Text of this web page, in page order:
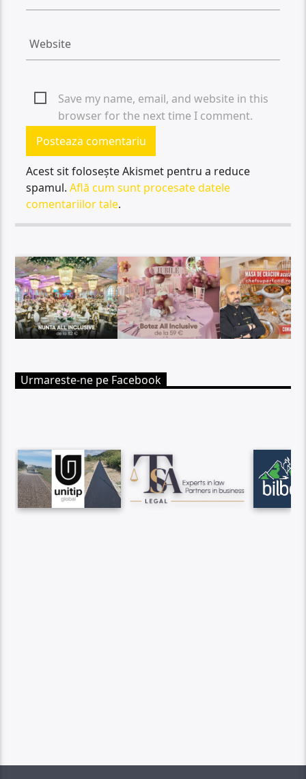
Save my name, email, and website in this
browser for the next time I comment.
Acest sit folosește Akismet pentru a reduce
spamul.Află cum sunt procesate datele
comentariilor tale.
Urmareste-ne pe Facebook